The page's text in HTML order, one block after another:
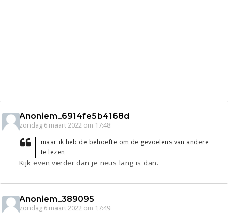
Anoniem_6914fe5b4168d
zondag 6 maart 2022 om 17:48
maar ik heb de behoefte om de gevoelens van andere
te lezen
Kijk even verder dan je neus lang is dan.
Anoniem_389095
zondag 6 maart 2022 om 17:49